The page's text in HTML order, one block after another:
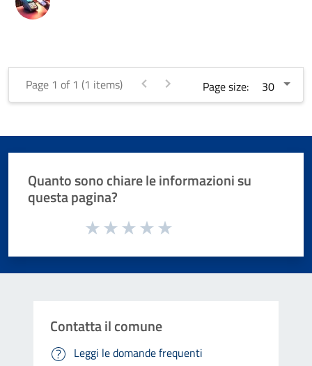
Page 1 of 1 (1 items) Page size:
Quanto sono chiare le informazioni su
questa pagina?
Valuta da 1 a 5 stelle la pagina
Contatta il comune
Leggi le domande frequenti